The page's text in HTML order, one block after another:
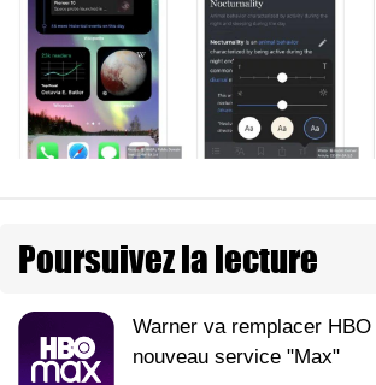
Poursuivez la lecture
Warner va remplacer
nouveau service "Max"